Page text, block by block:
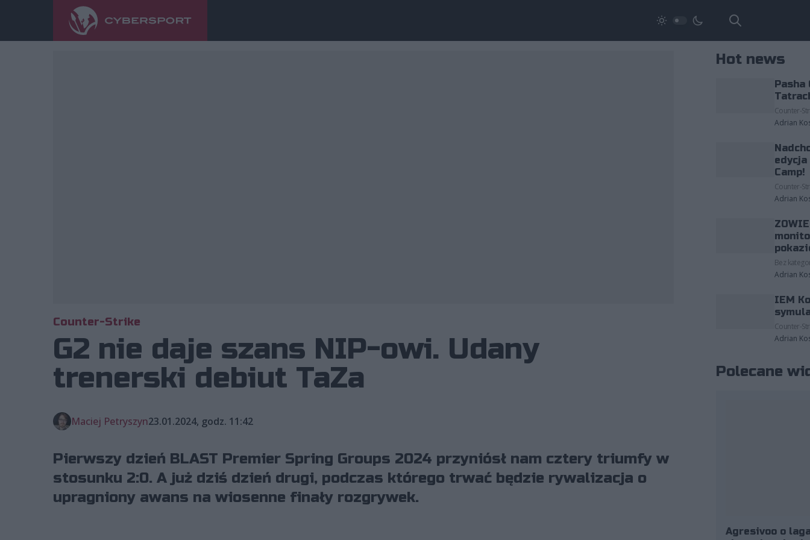
Counter-Strike
G2 nie daje szans NIP-owi. Udany
trenerski debiut TaZa
Maciej Petryszyn23.01.2024, godz. 11:42
Pierwszy dzień BLAST Premier Spring Groups 2024 przyniósł nam cztery triumfy w
stosunku 2:0. A już dziś dzień drugi, podczas którego trwać będzie rywalizacja o
upragniony awans na wiosenne finały rozgrywek.
Hot news
Pasha
Counter-
Adrian
edycja
Camp!
Counter-
Adrian
Bez
Adrian
IEM
Counter-
Adrian
Polecane
Agresivoo o